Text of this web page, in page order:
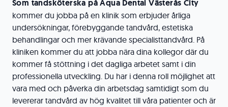
Som tandsköterska på Aqua Dental Västerås City
kommer du jobba på en klinik som erbjuder årliga
undersökningar, förebyggande tandvård, estetiska
behandlingar och mer krävande specialisttandvård. På
kliniken kommer du att jobba nära dina kollegor där du
kommer få stöttning i det dagliga arbetet samt i din
professionella utveckling. Du har i denna roll möjlighet att
vara med och påverka din arbetsdag samtidigt som du
levererar tandvård av hög kvalitet till våra patienter och är